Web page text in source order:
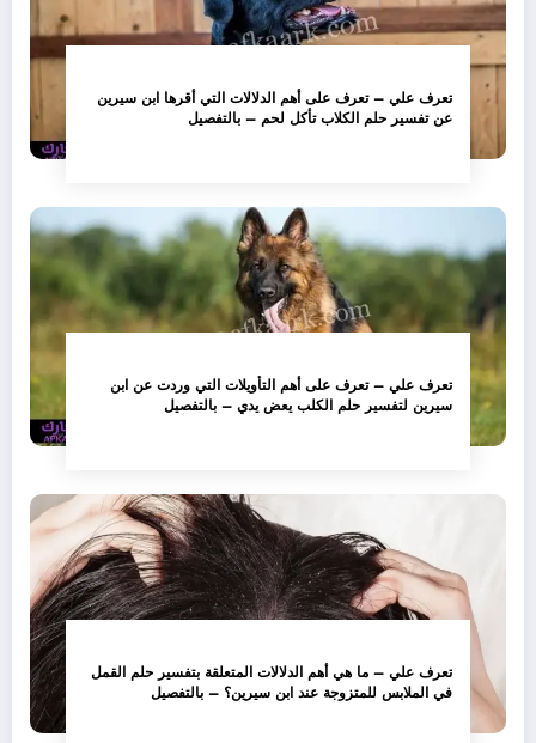
تعرف علي – تعرف على أهم الدلالات التي أقرها ابن سيرين
عن تفسير حلم الكلاب تأكل لحم – بالتفصيل
تعرف علي – تعرف على أهم التأويلات التي وردت عن ابن
سيرين لتفسير حلم الكلب يعض يدي – بالتفصيل
تعرف علي – ما هي أهم الدلالات المتعلقة بتفسير حلم القمل
في الملابس للمتزوجة عند ابن سيرين؟ – بالتفصيل